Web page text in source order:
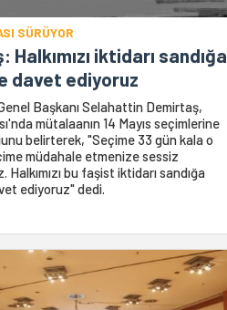
SÜRÜYOR
Halkımızı iktidarı sandığa
davet ediyoruz
Başkanı Selahattin Demirtaş,
mütalaanın 14 Mayıs seçimlerine
belirterek, "Seçime 33 gün kala o
müdahale etmenize sessiz
Halkımızı bu faşist iktidarı sandığa
ediyoruz" dedi.